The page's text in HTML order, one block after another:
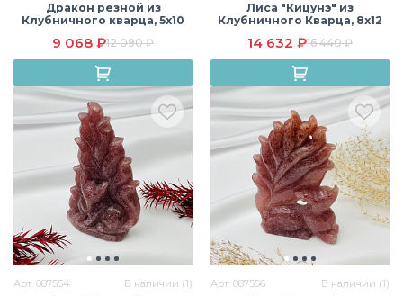
Дракон резной из
Клубничного кварца, 5х10
9 068 ₽12 090 ₽
Лиса "Кицунэ" из
Клубничного Кварца, 8х12
14 632 ₽16 440 ₽
Арт. 087554 В наличии (1) Арт. 087556 В наличии (1)